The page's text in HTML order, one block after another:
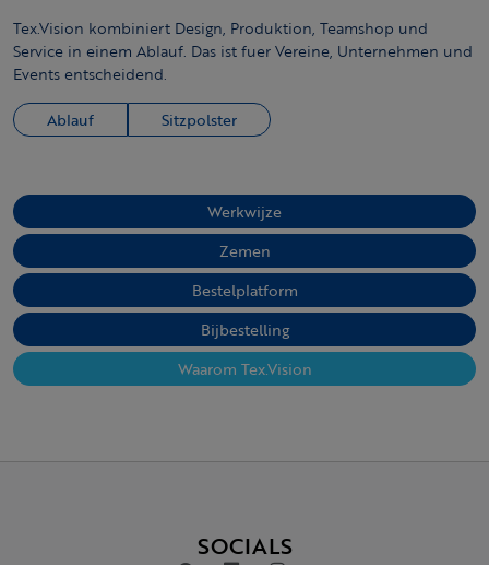
Tex.Vision kombiniert Design, Produktion, Teamshop und
Service in einem Ablauf. Das ist fuer Vereine, Unternehmen und
Events entscheidend.
Ablauf
Sitzpolster
Werkwijze
Zemen
Bestelplatform
Bijbestelling
Waarom Tex.Vision
SOCIALS